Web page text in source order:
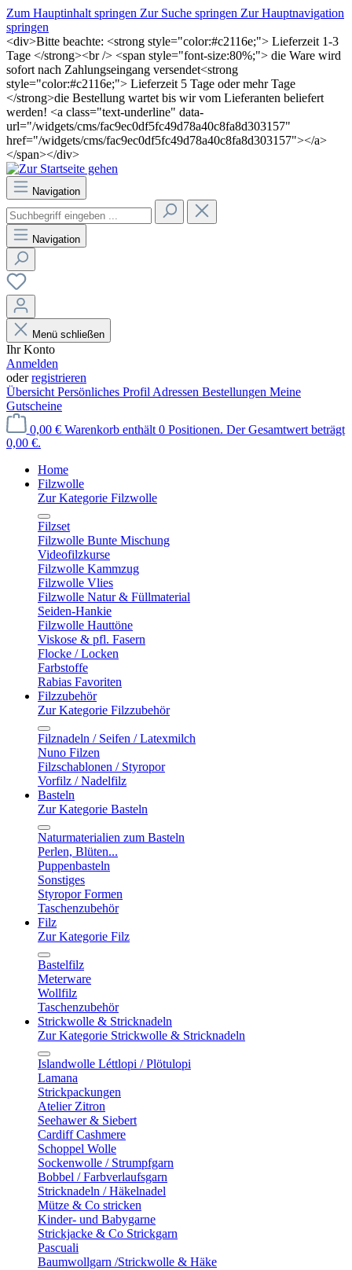
Zum Hauptinhalt springen Zur Suche springen Zur Hauptnavigation
springen
<div>Bitte beachte: <strong style="color:#c2116e;"> Lieferzeit 1-3
Tage </strong><br /> <span style="font-size:80%;"> die Ware wird
sofort nach Zahlungseingang versendet<strong
style="color:#c2116e;"> Lieferzeit 5 Tage oder mehr Tage
</strong>die Bestellung wartet bis wir vom Lieferanten beliefert
werden! <a class="text-underline" data-
url="/widgets/cms/fac9ec0df5fc49d78a40c8fa8d303157"
href="/widgets/cms/fac9ec0df5fc49d78a40c8fa8d303157"></a>
</span></div>
Navigation
Navigation
Menü schließen
Ihr Konto
Anmelden
oderregistrieren
Übersicht Persönliches Profil Adressen Bestellungen Meine
Gutscheine
0,00 € Warenkorb enthält 0 Positionen. Der Gesamtwert beträgt
0,00 €.
Home
Filzwolle
Zur Kategorie Filzwolle
Filzset
Filzwolle Bunte Mischung
Videofilzkurse
Filzwolle Kammzug
Filzwolle Vlies
Filzwolle Natur & Füllmaterial
Seiden-Hankie
Filzwolle Hauttöne
Viskose & pfl. Fasern
Flocke / Locken
Farbstoffe
Rabias Favoriten
Filzzubehör
Zur Kategorie Filzzubehör
Filznadeln / Seifen / Latexmilch
Nuno Filzen
Filzschablonen / Styropor
Vorfilz / Nadelfilz
Basteln
Zur Kategorie Basteln
Naturmaterialien zum Basteln
Perlen, Blüten...
Puppenbasteln
Sonstiges
Styropor Formen
Taschenzubehör
Filz
Zur Kategorie Filz
Bastelfilz
Meterware
Wollfilz
Taschenzubehör
Strickwolle & Stricknadeln
Zur Kategorie Strickwolle & Stricknadeln
Islandwolle Léttlopi / Plötulopi
Lamana
Strickpackungen
Atelier Zitron
Seehawer & Siebert
Cardiff Cashmere
Schoppel Wolle
Sockenwolle / Strumpfgarn
Bobbel / Farbverlaufsgarn
Stricknadeln / Häkelnadel
Mütze & Co stricken
Kinder- und Babygarne
Strickjacke & Co Strickgarn
Pascuali
Baumwollgarn /Strickwolle & Häke